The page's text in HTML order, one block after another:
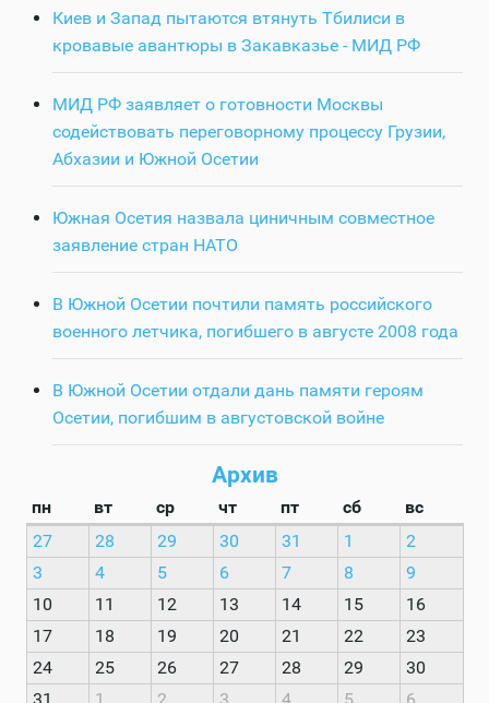
Киев и Запад пытаются втянуть Тбилиси в
кровавые авантюры в Закавказье - МИД РФ
МИД РФ заявляет о готовности Москвы
содействовать переговорному процессу Грузии,
Абхазии и Южной Осетии
Южная Осетия назвала циничным совместное
заявление стран НАТО
В Южной Осетии почтили память российского
военного летчика, погибшего в августе 2008 года
В Южной Осетии отдали дань памяти героям
Осетии, погибшим в августовской войне
Архив
пн вт ср чт пт сб
вс
27
28 29 30 31 1
2
3
4 5 6 7 8
9
10
11 12 13 14 15
16
17
18 19 20 21 22
23
24
25 26 27 28 29
30